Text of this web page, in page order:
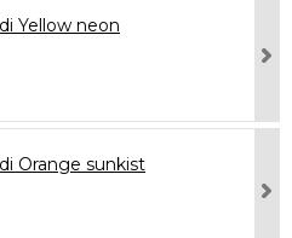
Yellow neon
Orange sunkist